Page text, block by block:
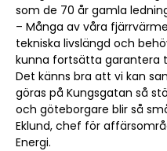
som de 70 år gamla
– Många av våra
tekniska livslängd och
kunna fortsätta garantera
Det känns bra att vi kan
göras på Kungsgatan så
och göteborgare blir så
Eklund, chef för
Energi.